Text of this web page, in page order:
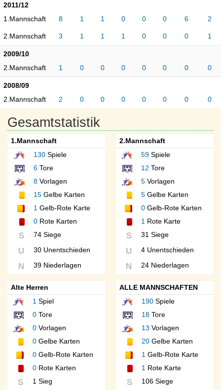
2011/12
1.Mannschaft
8 1 1 0 0 0 6 2
2.Mannschaft 3 1 1 1 0 0 0 1
2009/10
2.Mannschaft
1 0 0 0 0 0 0 0
2008/09
2.Mannschaft
2 0 0 0 0 0 0 0
Gesamtstatistik
1.Mannschaft
130 Spiele
6 Tore
8 Vorlagen
15 Gelbe Karten
1 Gelb-Rote Karte
0 Rote Karten
S 74 Siege
U 30 Unentschieden
N 39 Niederlagen
2.Mannschaft
59Spiele
12 Tore
5Vorlagen
5Gelbe Karten
0Gelb-Rote Karten
1 Rote Karte
S 31 Siege
U 4 Unentschieden
N 24 Niederlagen
Alte Herren
1 Spiel
0 Tore
0 Vorlagen
0 Gelbe Karten
0 Gelb-Rote Karten
0 Rote Karten
S 1 Sieg
ALLE MANNSCHAFTEN
190Spiele
18Tore
13 Vorlagen
20Gelbe Karten
1 Gelb-Rote Karte
1 Rote Karte
S 106 Siege